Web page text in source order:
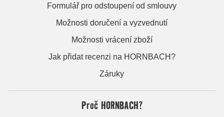
Formulář pro odstoupení od smlouvy
Možnosti doručení a vyzvednutí
Možnosti vrácení zboží
Jak přidat recenzi na HORNBACH?
Záruky
Proč HORNBACH?